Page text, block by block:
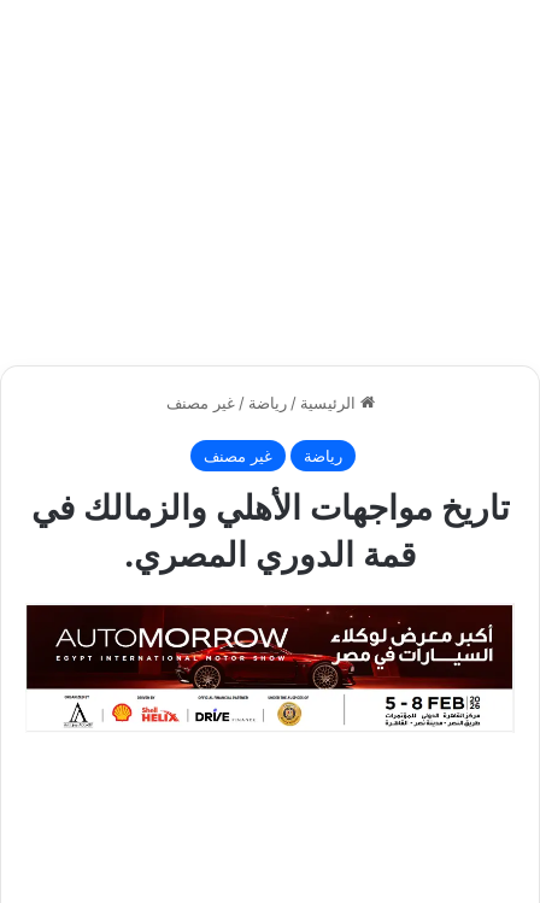
الرئيسية / رياضة / غير مصنف
رياضة غير مصنف
تاريخ مواجهات الأهلي والزمالك في
قمة الدوري المصري.